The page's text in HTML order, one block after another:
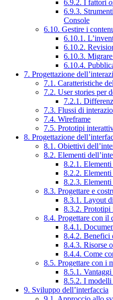
6.9.2. I fattori
6.9.3.
Console
6.10. Gestire i
6.10.1.
6.10.2.
6.10.3.
6.10.4.
7. Progettazione
7.1. Caratteristiche
7.2. User stories per
7.2.1.
7.3. Flussi di
7.4. Wireframe
7.5. Prototipi
8. Progettazione
8.1. Obiettivi
8.2. Elementi
8.2.1.
8.2.2.
8.2.3.
8.3. Progettare e
8.3.1. Layout
8.3.2. Prototipi
8.4. Progettare con il
8.4.1.
8.4.2. Benefici
8.4.3. Risorse
8.4.4. Come
8.5. Progettare con i
8.5.1.
8.5.2. I
9. Sviluppo dell’interfaccia